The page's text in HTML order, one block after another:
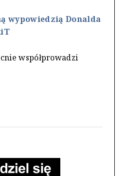
wypowiedzią Donalda
współprowadzi